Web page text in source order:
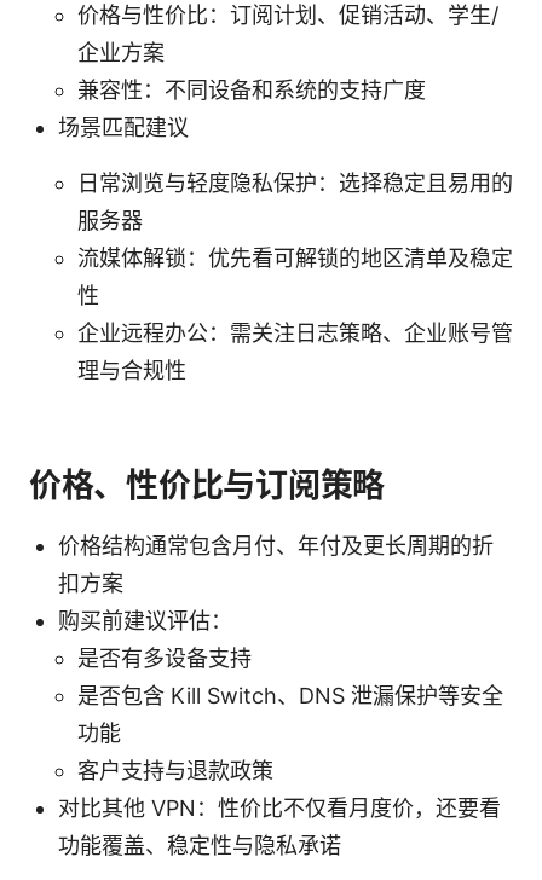
价格与性价比：订阅计划、促销活动、学生/
企业方案
兼容性：不同设备和系统的支持广度
场景匹配建议
日常浏览与轻度隐私保护：选择稳定且易用的
服务器
流媒体解锁：优先看可解锁的地区清单及稳定
性
企业远程办公：需关注日志策略、企业账号管
理与合规性
价格、性价比与订阅策略
价格结构通常包含月付、年付及更长周期的折
扣方案
购买前建议评估：
是否有多设备支持
是否包含 Kill Switch、DNS 泄漏保护等安全
功能
客户支持与退款政策
对比其他 VPN：性价比不仅看月度价，还要看
功能覆盖、稳定性与隐私承诺